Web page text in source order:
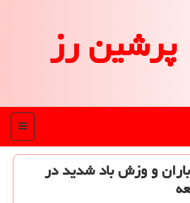
پرشین رز
منو
و وزش باد شدید در